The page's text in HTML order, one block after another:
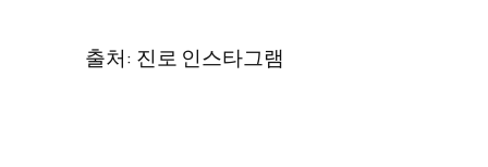
출처: 진로 인스타그램